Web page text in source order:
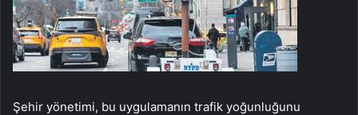
Şehir yönetimi, bu uygulamanın trafik yoğunluğunu